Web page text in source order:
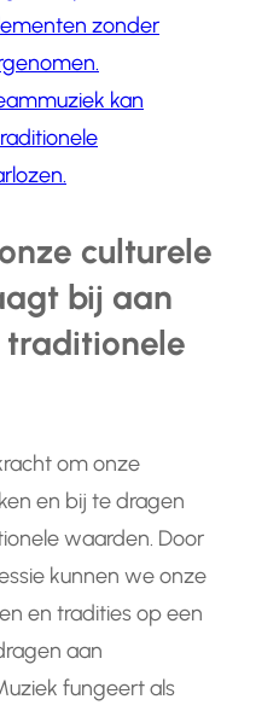
zonder
kan
culturele
bij aan
traditionele
om onze
en bij te dragen
waarden. Door
kunnen we onze
en tradities op een
aan
fungeert als